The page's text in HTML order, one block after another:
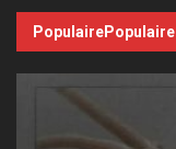
PopulairePopulaire